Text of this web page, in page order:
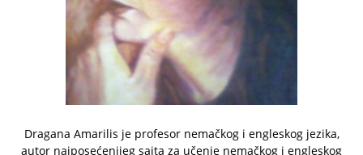
Dragana Amarilis je profesor nemačkog i engleskog jezika,
autor najposećenijeg sajta za učenje nemačkog i engleskog